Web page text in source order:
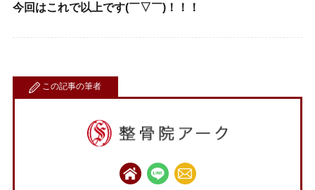
今回はこれで以上です(￣▽￣)！！！
この記事の筆者